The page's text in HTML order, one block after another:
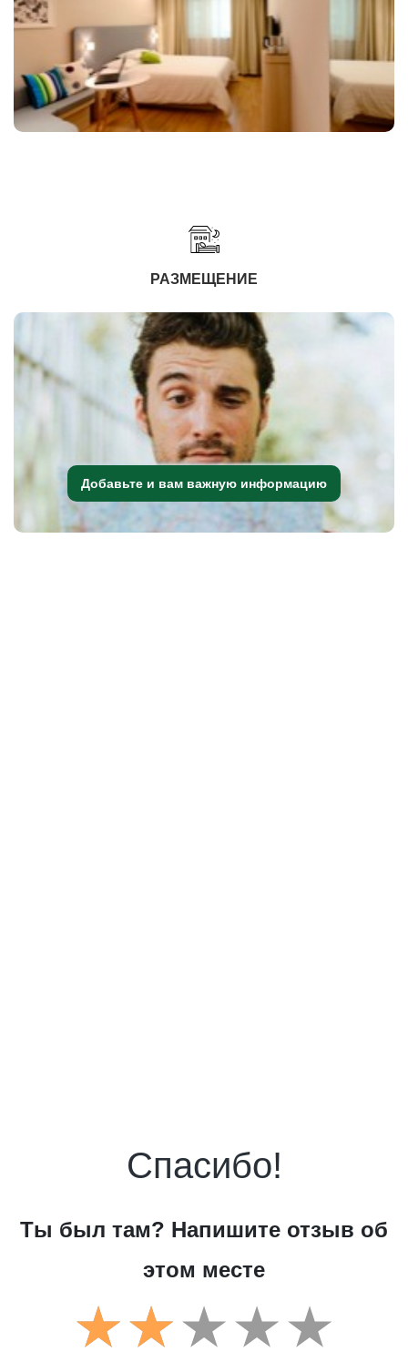
РАЗМЕЩЕНИЕ
Добавьте и вам важную информацию
Спасибо!
Ты был там? Напишите отзыв об
этом месте